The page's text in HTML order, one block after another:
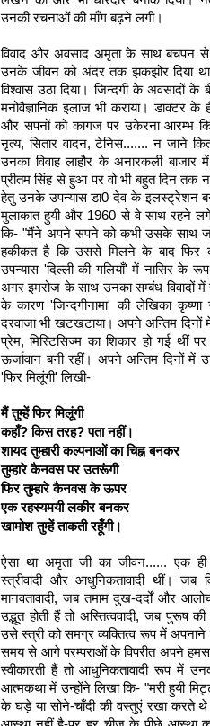
उनकी रचनाओं की माँग बढ़ने लगी।
विवाद और अवसाद अमृता के साथ बचपन
उनके जीवन को अंदर तक झकझोर दिया
विश्वास उठा दिया। जिन्दगी के अवसादों
मनोवैज्ञानिक इलाज भी कराया। डाक्टर के
और सपनों को कागज पर उकेरना आरम्भ
नृत्य, सितार वादन, टेनिस....... न जाने
उनका विवाह लाहौर के अनारकली
प्रीतम सिंह से हुआ पर वो भी बहुत दिन तक
हेतु उनके उपन्यास डा0 देव के इलस्ट्रेशन
मुलाकात हुयी और 1960 से वे साथ रहने
कि- "मैंने अपने सपने को कभी उसके साथ
हकीकत है कि उससे मिलने के बाद फिर
उपन्यास 'दिल्ली की गलियाँ' में नासिर के
अगर इमरोज के साथ उनका सम्बंध विवादों में
के कारण 'जिन्दगीनामा' की लेखिका
दरवाजा भी खटखटाया। अपने अन्तिम
प्रेम, मिस्टिसिज्म का शिकार हो गई
ऊर्जावान बनी रहीं। अपने अन्तिम दिनों में
'फिर मिलूंगी' लिखी-
मैं तुम्हें फिर मिलूंगी
कहाँ? किस तरह? पता नहीं।
शायद तुम्हारी कल्पनाओं का चिह्न बनकर
तुम्हारे कैनवस पर उतरूंगी
फिर तुम्हारे कैनवस के ऊपर
एक रहस्यमयी लकीर बनकर
खामोश तुम्हें ताकती रहूँगी।
ऐसा था अमृता जी का जीवन...... एक ही
स्त्रीवादी और आधुनिकतावादी थीं।
मानवतावादी, जब तमाम दुख-दर्दों और
उद्भूत होती हैं तो अस्तित्ववादी, जब पुरूष
उसे स्त्री को समग्र व्यक्तित्व रूप में अपनाने
समय से आगे परम्पराओं के विपरीत अपने
स्वीकारती हैं तो आधुनिकतावादी रूप में
आत्मकथा में उन्होंने लिखा कि- "मरी हुयी
के घड़े या सोने-चाँदी की वस्तुएं रखा करते